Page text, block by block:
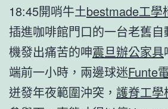
18:45開哨牛土bestmade工學
插進咖啡館門口的一台老舊
機發出痛苦的呻震旦辦公家具
端前一小時，兩邊球迷Funte
迸發年夜範圍沖突， 護脊工學